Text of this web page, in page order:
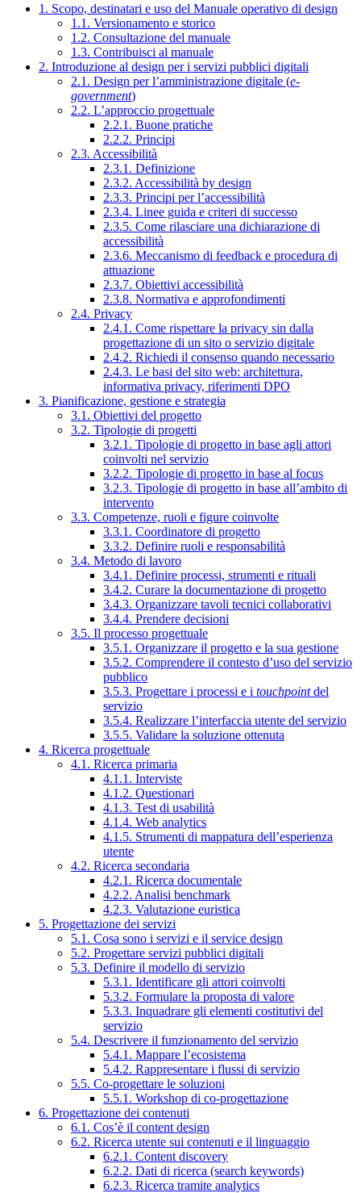
1. Scopo, destinatari e uso del Manuale operativo di design
1.1. Versionamento e storico
1.2. Consultazione del manuale
1.3. Contribuisci al manuale
2. Introduzione al design per i servizi pubblici digitali
2.1. Design per l’amministrazione digitale (e-
government)
2.2. L’approccio progettuale
2.2.1. Buone pratiche
2.2.2. Principi
2.3. Accessibilità
2.3.1. Definizione
2.3.2. Accessibilità by design
2.3.3. Principi per l’accessibilità
2.3.4. Linee guida e criteri di successo
2.3.5. Come rilasciare una dichiarazione di
accessibilità
2.3.6. Meccanismo di feedback e procedura di
attuazione
2.3.7. Obiettivi accessibilità
2.3.8. Normativa e approfondimenti
2.4. Privacy
2.4.1. Come rispettare la privacy sin dalla
progettazione di un sito o servizio digitale
2.4.2. Richiedi il consenso quando necessario
2.4.3. Le basi del sito web: architettura,
informativa privacy, riferimenti DPO
3. Pianificazione, gestione e strategia
3.1. Obiettivi del progetto
3.2. Tipologie di progetti
3.2.1. Tipologie di progetto in base agli attori
coinvolti nel servizio
3.2.2. Tipologie di progetto in base al focus
3.2.3. Tipologie di progetto in base all’ambito di
intervento
3.3. Competenze, ruoli e figure coinvolte
3.3.1. Coordinatore di progetto
3.3.2. Definire ruoli e responsabilità
3.4. Metodo di lavoro
3.4.1. Definire processi, strumenti e rituali
3.4.2. Curare la documentazione di progetto
3.4.3. Organizzare tavoli tecnici collaborativi
3.4.4. Prendere decisioni
3.5. Il processo progettuale
3.5.1. Organizzare il progetto e la sua gestione
3.5.2. Comprendere il contesto d’uso del servizio
pubblico
3.5.3. Progettare i processi e i touchpointdel
servizio
3.5.4. Realizzare l’interfaccia utente del servizio
3.5.5. Validare la soluzione ottenuta
4. Ricerca progettuale
4.1. Ricerca primaria
4.1.1. Interviste
4.1.2. Questionari
4.1.3. Test di usabilità
4.1.4. Web analytics
4.1.5. Strumenti di mappatura dell’esperienza
utente
4.2. Ricerca secondaria
4.2.1. Ricerca documentale
4.2.2. Analisi benchmark
4.2.3. Valutazione euristica
5. Progettazione dei servizi
5.1. Cosa sono i servizi e il service design
5.2. Progettare servizi pubblici digitali
5.3. Definire il modello di servizio
5.3.1. Identificare gli attori coinvolti
5.3.2. Formulare la proposta di valore
5.3.3. Inquadrare gli elementi costitutivi del
servizio
5.4. Descrivere il funzionamento del servizio
5.4.1. Mappare l’ecosistema
5.4.2. Rappresentare i flussi di servizio
5.5. Co-progettare le soluzioni
5.5.1. Workshop di co-progettazione
6. Progettazione dei contenuti
6.1. Cos’è il content design
6.2. Ricerca utente sui contenuti e il linguaggio
6.2.1. Content discovery
6.2.2. Dati di ricerca (search keywords)
6.2.3. Ricerca tramite analytics